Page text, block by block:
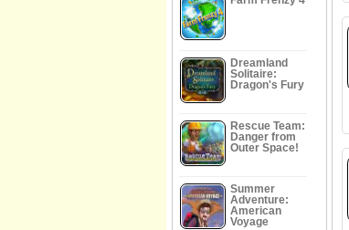
Dreamland
Solitaire:
Dragon's Fury
Rescue Team:
Danger from
Outer Space!
Summer
Adventure:
American
Voyage